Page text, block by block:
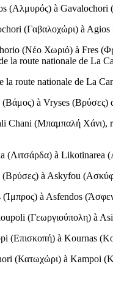
(Αλμυρός) à Gavalochori (
(Γαβαλοχώρι) à Agios
(Νέο Χωριό) à Fres (
la route nationale de La
la route nationale de La
(Βάμος) à Vryses (Βρύσες)
Chani (Μπαμπαλή Χάνι),
(Λιτσάρδα) à Likotinarea (
(Βρύσες) à Askyfou (
(Ίμπρος) à Asfendos (
(Γεωργιούπολη) à
(Επισκοπή) à Kournas (
(Κατωχώρι) à Kampoi (